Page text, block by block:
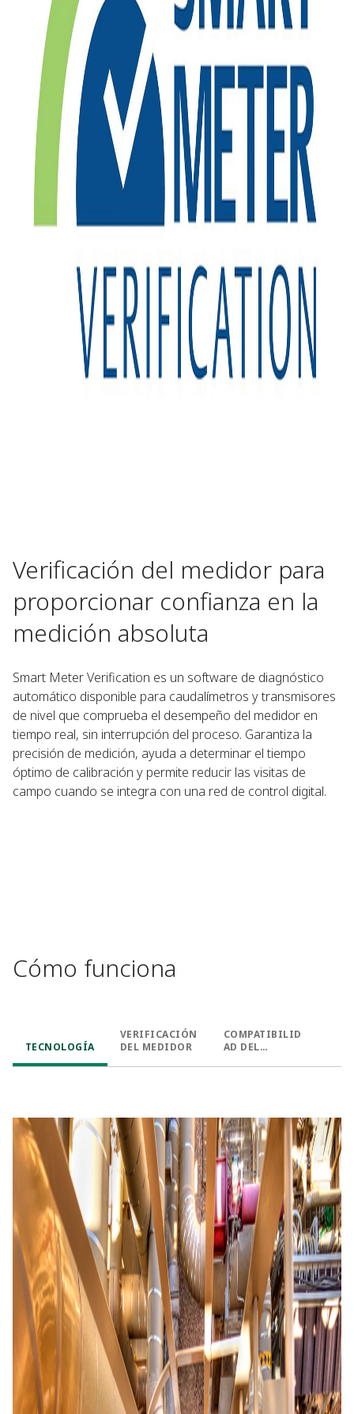
Verificación del medidor para
proporcionar confianza en la
medición absoluta ​
Smart Meter Verification es un software de diagnóstico
automático disponible para caudalímetros y transmisores
de nivel que comprueba el desempeño del medidor en
tiempo real, sin interrupción del proceso. Garantiza la
precisión de medición, ayuda a determinar el tiempo
óptimo de calibración y permite reducir las visitas de
campo cuando se integra con una red de control digital.​
Cómo funciona
TECNOLOGÍA​
VERIFICACIÓN
DEL MEDIDOR​
COMPATIBILID
AD DEL